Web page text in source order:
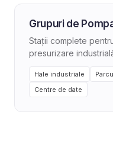
Grupuri de
Stații complete
presurizare
Hale industriale
Centre de date